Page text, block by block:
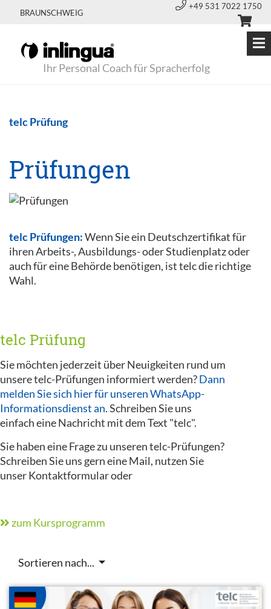
BRAUNSCHWEIG
+49 531 7022 1750
Ihr Personal Coach für Spracherfolg
telc Prüfung
Prüfungen
telc Prüfungen:Wenn Sie ein Deutschzertifikat für
ihren Arbeits-, Ausbildungs- oder Studienplatz oder
auch für eine Behörde benötigen, ist telc die richtige
Wahl.
telc Prüfung
Sie möchten jederzeit über Neuigkeiten rund um
unsere telc-Prüfungen informiert werden?Dann
melden Sie sich hier für unseren WhatsApp-
Informationsdienst an. Schreiben Sie uns
einfach eine Nachricht mit dem Text "telc".
Sie haben eine Frage zu unseren telc-Prüfungen?
Schreiben Sie uns gern eine Mail, nutzen Sie
unser Kontaktformular oder
zum Kursprogramm
Sortieren nach...